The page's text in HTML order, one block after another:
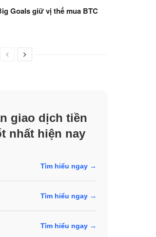
Goals giữ vị thế mua BTC
giao dịch tiền
nhất hiện nay
Tìm hiểu ngay →
Tìm hiểu ngay →
Tìm hiểu ngay →